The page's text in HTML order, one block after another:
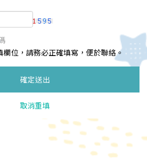
欄位，請務必正確填寫，便於聯絡。
確定送出
取消重填